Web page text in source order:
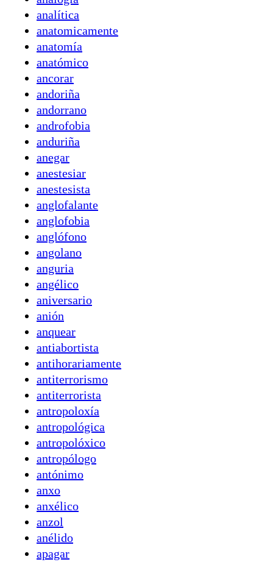
analítica
anatomicamente
anatomía
anatómico
ancorar
andoriña
andorrano
androfobia
anduriña
anegar
anestesiar
anestesista
anglofalante
anglofobia
anglófono
angolano
anguria
angélico
aniversario
anión
anquear
antiabortista
antihorariamente
antiterrorismo
antiterrorista
antropoloxía
antropológica
antropolóxico
antropólogo
antónimo
anxo
anxélico
anzol
anélido
apagar